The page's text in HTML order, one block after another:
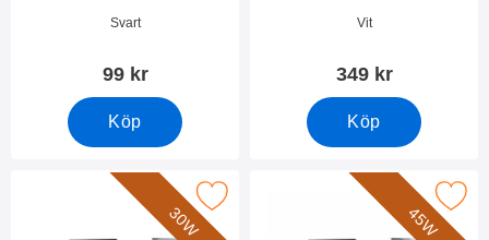
Art. nr 51582Svart
99 kr
Köp
Vit
349 kr
Köp
30W
maxlife Dual Snabbladdare Väggadapter som favorit
45W
Makera maxlife Dual